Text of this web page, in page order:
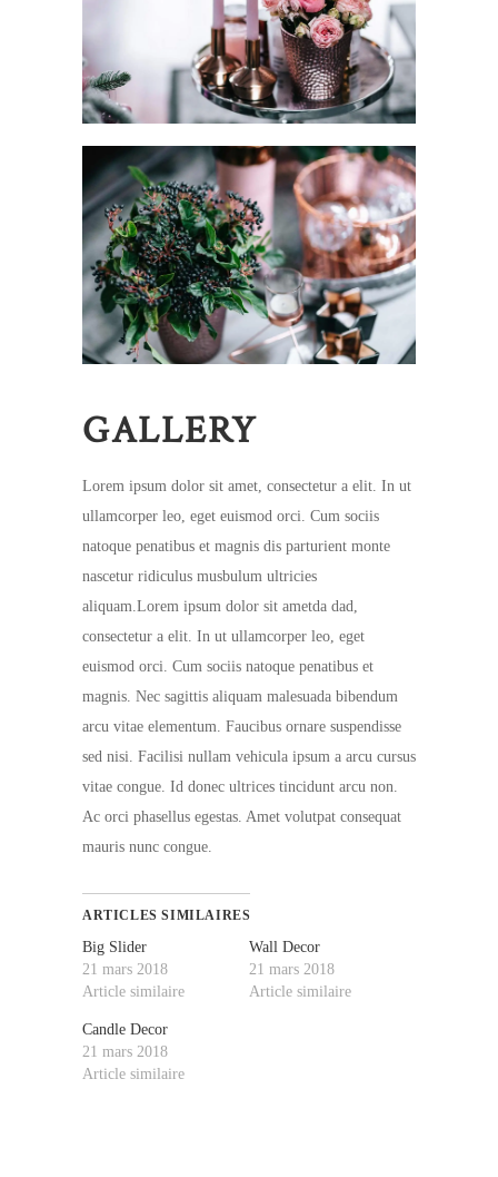
GALLERY
Lorem ipsum dolor sit amet, consectetur a elit. In ut
ullamcorper leo, eget euismod orci. Cum sociis
natoque penatibus et magnis dis parturient monte
nascetur ridiculus musbulum ultricies
aliquam.Lorem ipsum dolor sit ametda dad,
consectetur a elit. In ut ullamcorper leo, eget
euismod orci. Cum sociis natoque penatibus et
magnis. Nec sagittis aliquam malesuada bibendum
arcu vitae elementum. Faucibus ornare suspendisse
sed nisi. Facilisi nullam vehicula ipsum a arcu cursus
vitae congue. Id donec ultrices tincidunt arcu non.
Ac orci phasellus egestas. Amet volutpat consequat
mauris nunc congue.
ARTICLES SIMILAIRES
Big Slider
21 mars 2018
Article similaire
Wall Decor
21 mars 2018
Article similaire
Candle Decor
21 mars 2018
Article similaire